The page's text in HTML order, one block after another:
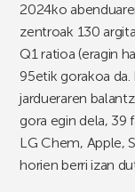
2024ko
zentroak 130
Q1 ratioa (eragin
95etik gorakoa da.
jardueraren
gora egin dela, 39
LG Chem, Apple,
horien berri izan